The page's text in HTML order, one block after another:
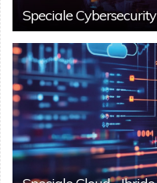
Speciale